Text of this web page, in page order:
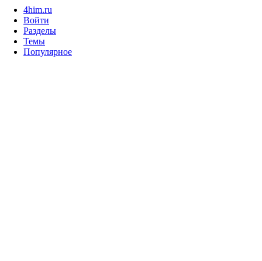
4him.ru
Войти
Разделы
Темы
Популярное